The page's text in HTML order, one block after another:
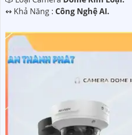
️↭ Khả Năng : Công Nghệ AI.